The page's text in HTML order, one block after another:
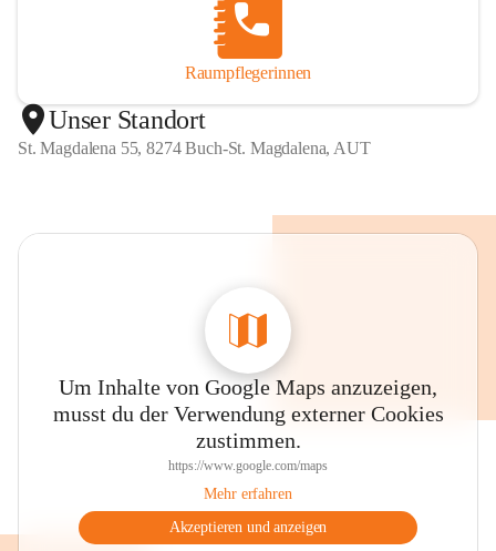
Raumpflegerinnen
Unser Standort
St. Magdalena 55, 8274 Buch-St. Magdalena, AUT
Um Inhalte von Google Maps anzuzeigen,
musst du der Verwendung externer Cookies
zustimmen.
https://www.google.com/maps
Mehr erfahren
Akzeptieren und anzeigen